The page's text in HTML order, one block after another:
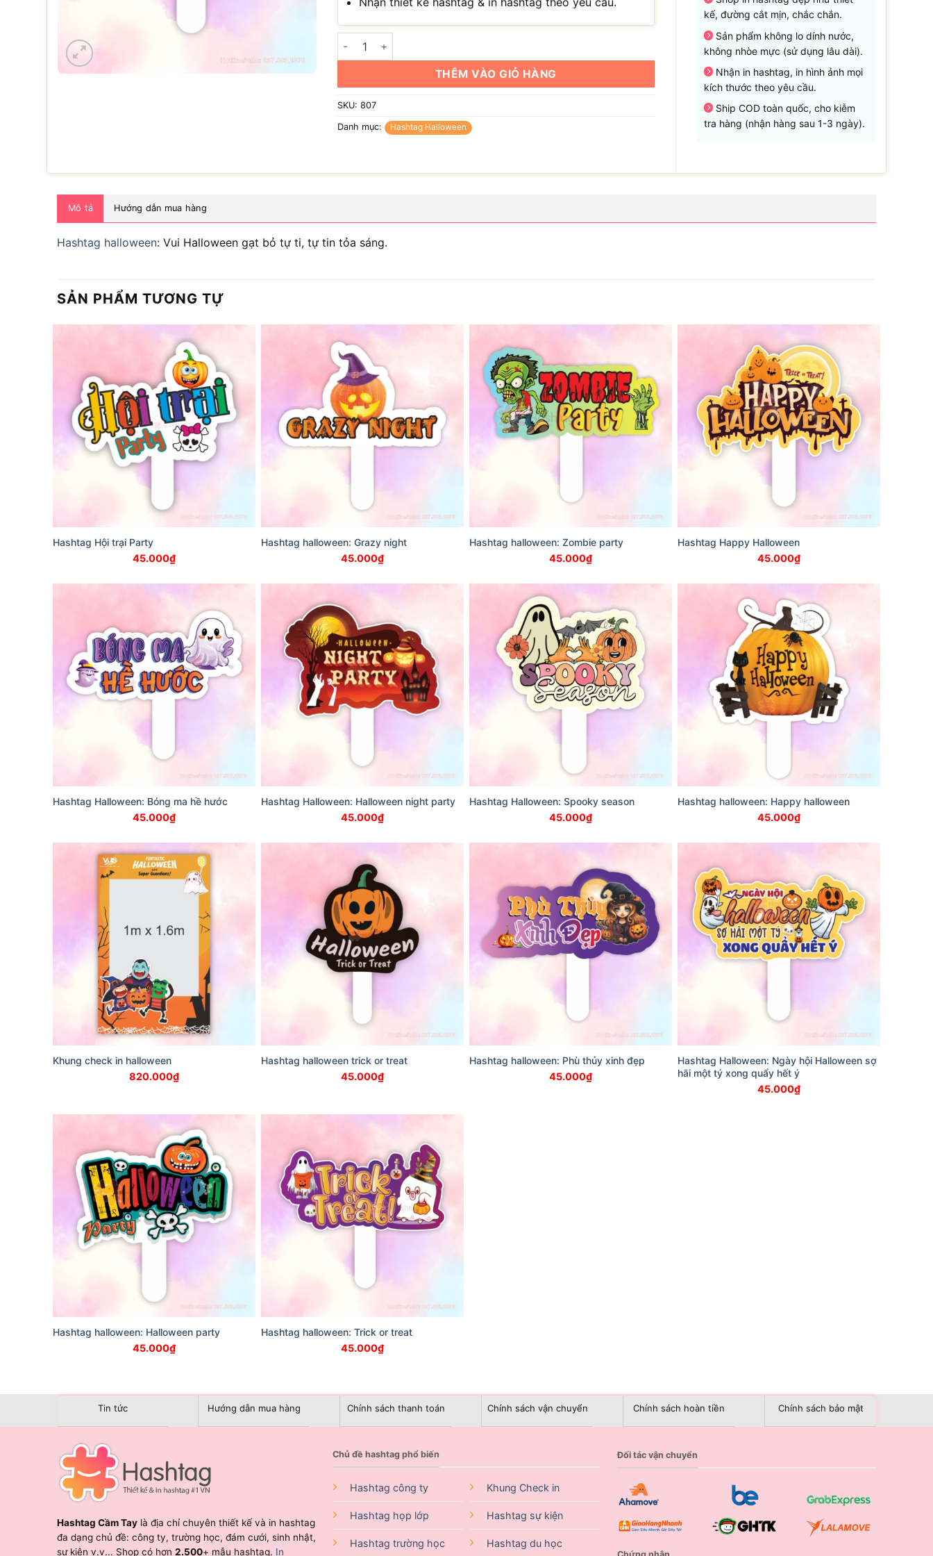
Hashtag Halloween: Vui Halloween gạt bỏ tự ti, tự tin tỏa sáng số lượng
THÊM VÀO GIỎ HÀNG
SKU: 807
Danh mục: Hashtag Halloween
kế, đường cắt mịn, chắc chắn.
Sản phẩm không lo dính nước,
không nhòe mực (sử dụng lâu dài).
Nhận in hashtag, in hình ảnh mọi
kích thước theo yêu cầu.
Ship COD toàn quốc, cho kiễm
tra hàng (nhận hàng sau 1-3 ngày).
Mô tả Hướng dẫn mua hàng
Hashtag halloween: Vui Halloween gạt bỏ tự ti, tự tin tỏa sáng.
SẢN PHẨM TƯƠNG TỰ
Hashtag Hội trại Party
45.000₫
Hashtag halloween: Grazy night
45.000₫
Hashtag halloween: Zombie party
45.000₫
Hashtag Happy Halloween
45.000₫
Hashtag Halloween: Bóng ma hề hước
45.000₫
Hashtag Halloween: Halloween night party
45.000₫
Hashtag Halloween: Spooky season
45.000₫
Hashtag halloween: Happy halloween
45.000₫
Khung check in halloween
820.000₫
Hashtag halloween trick or treat
45.000₫
Hashtag halloween: Phù thủy xinh đẹp
45.000₫
Hashtag Halloween: Ngày hội Halloween sợ
hãi một tý xong quẩy hết ý
45.000₫
Hashtag halloween: Halloween party
45.000₫
Hashtag halloween: Trick or treat
45.000₫
Tin tức Hướng dẫn mua hàng Chính sách thanh toán Chính sách vận chuyển Chính sách hoàn tiền Chính sách bảo mật
Hashtag Cầm Tay là địa chỉ chuyên thiết kế và in hashtag
đa dạng chủ đề: công ty, trường học, đám cưới, sinh nhật,
sự kiện v.v... Shop có hơn 2.500+ mẫu hashtag. In
Chủ đề hashtag phổ biến
Hashtag công ty
Hashtag họp lớp
Hashtag trường học
Khung Check in
Hashtag sự kiện
Hashtag du học
Đối tác vận chuyển